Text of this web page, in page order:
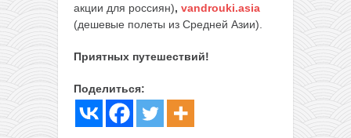
акции для россиян), vandrouki.asia
(дешевые полеты из Средней Азии).
Приятных путешествий!
Поделиться: